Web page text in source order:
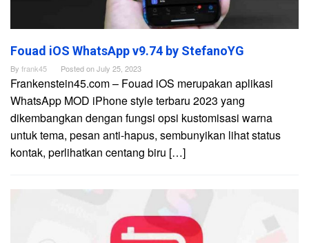
Fouad iOS WhatsApp v9.74 by StefanoYG
By frank45 Posted onJuly 25, 2023
Frankenstein45.com – Fouad iOS merupakan aplikasi
WhatsApp MOD iPhone style terbaru 2023 yang
dikembangkan dengan fungsi opsi kustomisasi warna
untuk tema, pesan anti-hapus, sembunyikan lihat status
kontak, perlihatkan centang biru […]